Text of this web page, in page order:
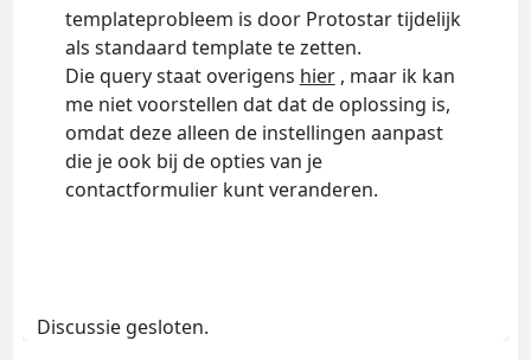
templateprobleem is door Protostar tijdelijk
als standaard template te zetten.
Die query staat overigens hier, maar ik kan
me niet voorstellen dat dat de oplossing is,
omdat deze alleen de instellingen aanpast
die je ook bij de opties van je
contactformulier kunt veranderen.
Discussie gesloten.